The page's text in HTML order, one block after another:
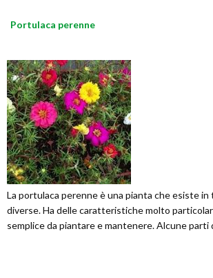
Portulaca perenne
La portulaca perenne è una pianta che esiste
diverse. Ha delle caratteristiche molto
semplice da piantare e mantenere. Alcune parti